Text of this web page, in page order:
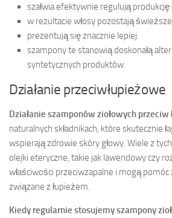
szałwia efektywnie regulują produkcję
w rezultacie włosy pozostają
prezentują się znacznie lepiej.
szampony te stanowią doskonałą
syntetycznych produktów.
Działanie przeciwłupieżowe
Działanie szamponów ziołowych przeciw
naturalnych składnikach, które skutecznie
wspierają zdrowie skóry głowy. Wiele z
olejki eteryczne, takie jak lawendowy czy
właściwości przeciwzapalne i mogą pomóc
związane z łupieżem.
Kiedy regularnie stosujemy szampony